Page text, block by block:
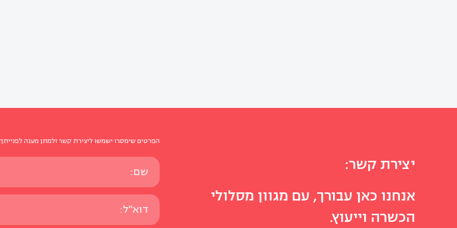
יצירת קשר:
אנחנו כאן עבורך, עם מגוון מסלולי
הכשרה וייעוץ.
הפרטים שימסרו ישמשו ליצירת קשר ולמתן מענה